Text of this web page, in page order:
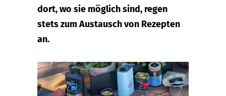
dort, wo sie möglich sind, regen
stets zum Austausch von Rezepten
an.